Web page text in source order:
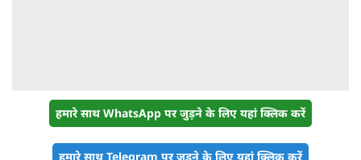
हमारे साथ WhatsApp पर जुड़ने के लिए यहां क्लिक करें
हमारे साथ Telegram पर जुड़ने के लिए यहां क्लिक करें